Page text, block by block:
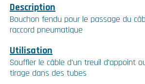
Description
Bouchon fendu pour le passage du
raccord pneumatique
Utilisation
Souffler le câble d'un treuil d'appoint
tirage dans des tubes